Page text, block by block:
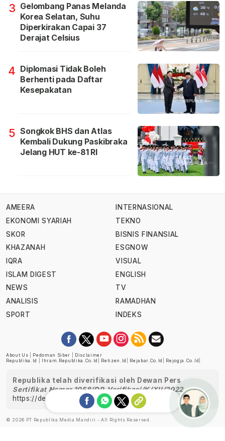
3 Gelombang Panas Melanda
Korea Selatan, Suhu
Diperkirakan Capai 37
Derajat Celsius
4 Diplomasi Tidak Boleh
Berhenti pada Daftar
Kesepakatan
5 Songkok BHS dan Atlas
Kembali Dukung Paskibraka
Jelang HUT ke-81 RI
AMEERA
EKONOMI SYARIAH
SKOR
KHAZANAH
IQRA
ISLAM DIGEST
NEWS
ANALISIS
SPORT
INTERNASIONAL
TEKNO
BISNIS FINANSIAL
ESGNOW
VISUAL
ENGLISH
TV
RAMADHAN
INDEKS
About Us Pedoman Siber
Disclaimer
Republika.id
Ihram.republika.co.id Retizen.id Rejabar.co.id Rejogja.co.id
Republika telah diverifikasi oleh Dewan Pers
Sertifikat Nomor 1058/DP-Verifikasi/K/XII/2022
https://dewanpers.or.id/data/perusahaanpers
© 2026 PT Republika Media Mandiri - All Rights Reserved.